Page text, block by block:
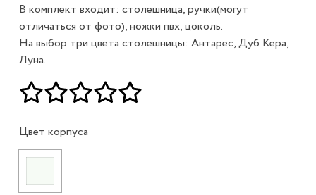
В комплект входит: столешница, ручки(могут
отличаться от фото), ножки пвх, цоколь.
На выбор три цвета столешницы: Антарес, Дуб Кера,
Луна.
Цвет корпуса